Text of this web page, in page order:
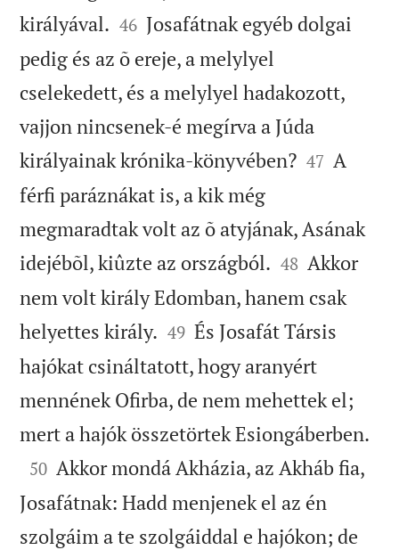
királyával. 

46 Josafátnak egyéb dolgai
pedig és az õ ereje, a melylyel
cselekedett, és a melylyel hadakozott,
vajjon nincsenek-é megírva a Júda
királyainak krónika-könyvében?
47 A
férfi paráznákat is, a kik még
megmaradtak volt az õ atyjának, Asának
idejébõl, kiûzte az országból. 

48 Akkor
nem volt király Edomban, hanem csak
helyettes király. 

49 És Josafát Társis
hajókat csináltatott, hogy aranyért
mennének Ofirba, de nem mehettek el;
mert a hajók összetörtek Esiongáberben.

50 Akkor mondá Akházia, az Akháb fia,
Josafátnak: Hadd menjenek el az én
szolgáim a te szolgáiddal e hajókon; de